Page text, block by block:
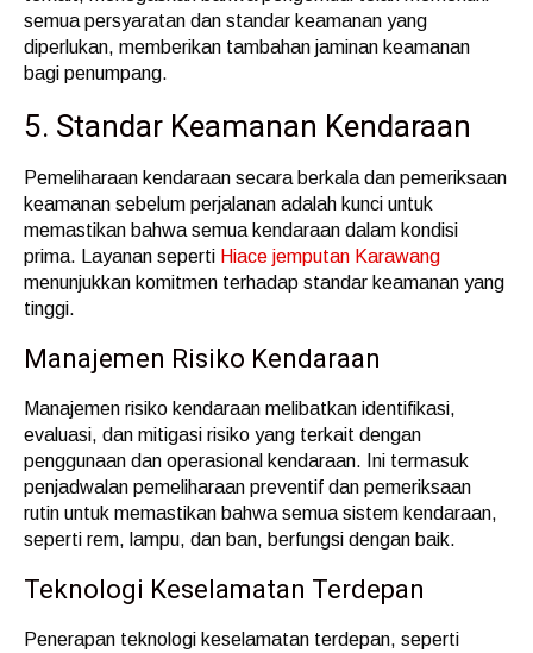
semua persyaratan dan standar keamanan yang
diperlukan, memberikan tambahan jaminan keamanan
bagi penumpang.
5. Standar Keamanan Kendaraan
Pemeliharaan kendaraan secara berkala dan pemeriksaan
keamanan sebelum perjalanan adalah kunci untuk
memastikan bahwa semua kendaraan dalam kondisi
prima. Layanan seperti Hiace jemputan Karawang
menunjukkan komitmen terhadap standar keamanan yang
tinggi.
Manajemen Risiko Kendaraan
Manajemen risiko kendaraan melibatkan identifikasi,
evaluasi, dan mitigasi risiko yang terkait dengan
penggunaan dan operasional kendaraan. Ini termasuk
penjadwalan pemeliharaan preventif dan pemeriksaan
rutin untuk memastikan bahwa semua sistem kendaraan,
seperti rem, lampu, dan ban, berfungsi dengan baik.
Teknologi Keselamatan Terdepan
Penerapan teknologi keselamatan terdepan, seperti